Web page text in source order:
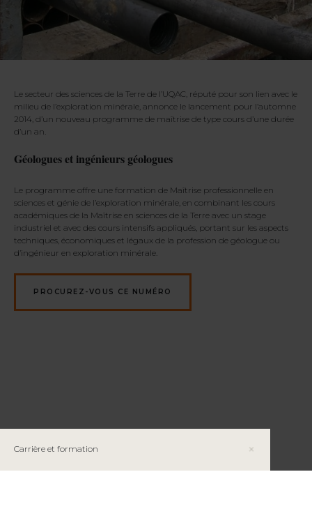
Carrière et formation
Le secteur des sciences de la Terre de l’UQAC, réputé pour son lien avec le
milieu de l’exploration minérale, annonce le lancement pour l’automne
2014, d’un nouveau programme de maîtrise de type cours d’une durée
d’un an.
Géologues et ingénieurs géologues
Le programme offre une formation de Maîtrise professionnelle en
sciences et génie de l’exploration minérale, en combinant les cours
académiques de la Maîtrise en sciences de la Terre avec un stage
industriel et avec des cours intensifs appliqués, portant sur les aspects
techniques, économiques et légaux de la profession de géologue ou
d’ingénieur en exploration minérale.
PROCUREZ-VOUS CE NUMÉRO